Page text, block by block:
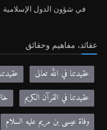
في شؤون الدول الإسلامية
عقائد، مفاهيم وحقائق
عقيدتنا في الله تعالى
عقيدتنا في القرآن الكريم
وفاة عيسى بن مريم عليه السلام